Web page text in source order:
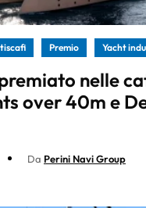
Premio Yacht
nelle
over 40m e
Da Perini Navi Group